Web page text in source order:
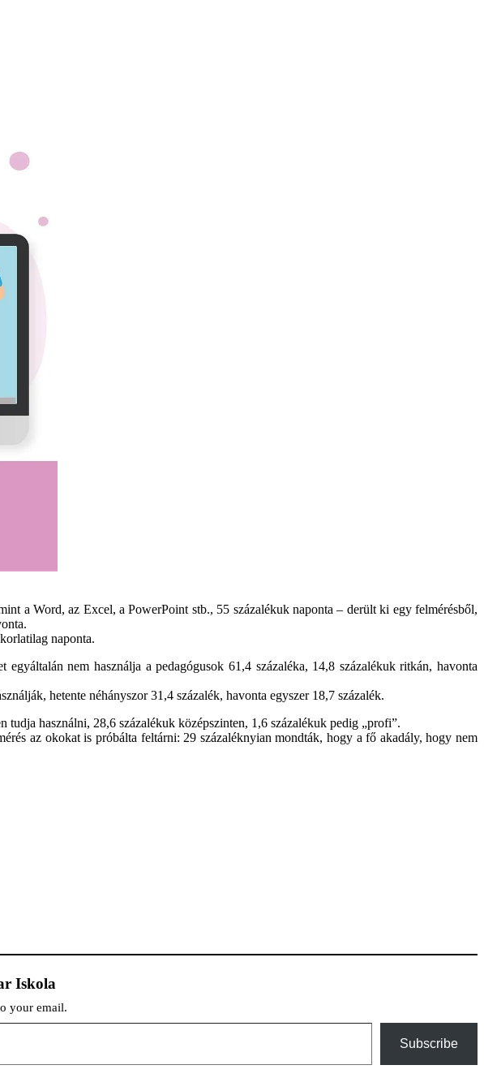
a Word, az Excel, a PowerPoint stb., 55 százalékuk naponta – derült ki egy felmérésből,
naponta.
egyáltalán nem használja a pedagógusok 61,4 százaléka, 14,8 százalékuk ritkán, havonta
hetente néhányszor 31,4 százalék, havonta egyszer 18,7 százalék.
használni, 28,6 százalékuk középszinten, 1,6 százalékuk pedig „profi”.
az okokat is próbálta feltárni: 29 százaléknyian mondták, hogy a fő akadály, hogy nem
Iskola
your email.
Subscribe